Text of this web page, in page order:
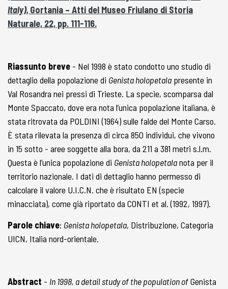
Italy),Gortania – Atti del Museo Friulano di Storia
Naturale, 22, pp. 111-116.
Riassunto breve - Nel 1998 è stato condotto uno studio di
dettaglio della popolazione di Genista holopetala presente in
Val Rosandra nei pressi di Trieste. La specie, scomparsa dal
Monte Spaccato, dove era nota l’unica popolazione italiana, è
stata ritrovata da POLDINI (1964) sulle falde del Monte Carso.
È stata rilevata la presenza di circa 850 individui, che vivono
in 15 sotto - aree soggette alla bora, da 211 a 381 metri s.l.m.
Questa è l’unica popolazione di Genista holopetalanota per il
territorio nazionale. I dati di dettaglio hanno permesso di
calcolare il valore U.I.C.N. che è risultato EN (specie
minacciata), come già riportato da CONTI et al. (1992, 1997).
Parole chiave: Genista holopetala, Distribuzione, Categoria
UICN, Italia nord-orientale.
Abstract - In 1998, a detail study of the population ofGenista